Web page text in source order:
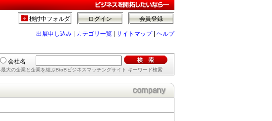
会員登録
ログイン
検討中フォルダ
出展申し込み カテゴリ一覧 サイトマップ| ヘルプ
会社名
大の企業と企業を結ぶBtoBビジネスマッチングサイト キーワード検索